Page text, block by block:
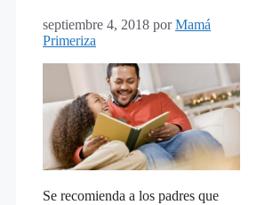
septiembre 4, 2018 porMamá
Primeriza
Se recomienda a los padres que